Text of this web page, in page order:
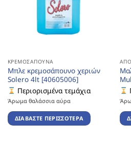
ΚΡΕΜΟΣΆΠΟΥΝΑ
Μπλε κρεμοσάπουνο χεριών
Solero 4lt [40605006]
Περιορισμένα τεμάχια
Άρωμα θαλάσσια αύρα
ΔΙΑΒΆΣΤΕ ΠΕΡΙΣΣΌΤΕΡΑ